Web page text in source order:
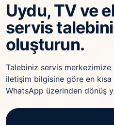
Uydu, TV ve
servis
oluşturun.
Talebiniz servis merkezimize
iletişim bilgisine göre en
WhatsApp üzerinden dönüş